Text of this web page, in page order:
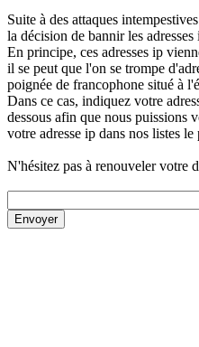
Suite à des attaques
la décision de bannir les adresses
En principe, ces adresses ip
il se peut que l'on se trompe
poignée de francophone situé à
Dans ce cas, indiquez votre
dessous afin que nous puissions
votre adresse ip dans nos listes
N'hésitez pas à renouveler votre